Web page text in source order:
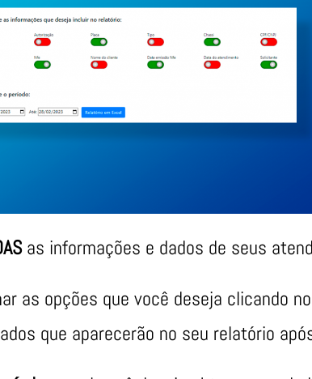
as informações e dados de seus
as opções que você deseja clicando
que aparecerão no seu relatório